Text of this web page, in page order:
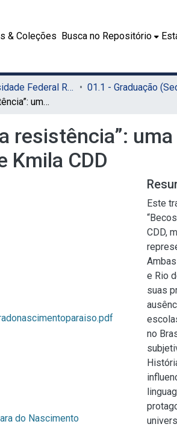
& Coleções Busca no Repositório
01. Universidade Federal Rural de Pernambuco - UFRPE (Sede) 01.1 - Graduação
“Becos da resistência”: uma análise historiográfica sobre Conceição Evaristo e Kmila CDD
resistência”:
Kmila CDD
do Nascimento
Este
CDD,
e Rio
suas
no